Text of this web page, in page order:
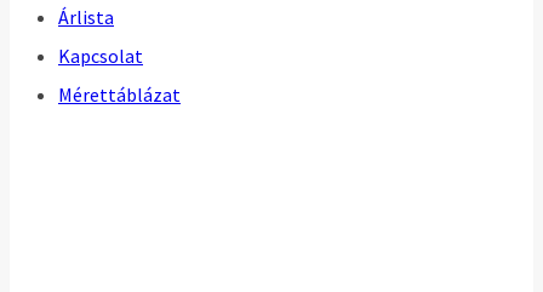
Árlista
Kapcsolat
Mérettáblázat